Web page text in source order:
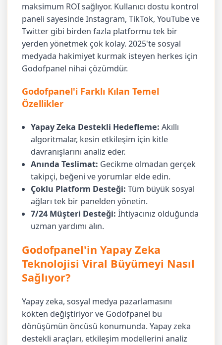
maksimum ROI sağlıyor. Kullanıcı dostu kontrol
paneli sayesinde Instagram, TikTok, YouTube ve
Twitter gibi birden fazla platformu tek bir
yerden yönetmek çok kolay. 2025'te sosyal
medyada hakimiyet kurmak isteyen herkes için
Godofpanel nihai çözümdür.
Godofpanel'i Farklı Kılan Temel
Özellikler
Yapay Zeka Destekli Hedefleme: Akıllı
algoritmalar, kesin etkileşim için kitle
davranışlarını analiz eder.
Anında Teslimat: Gecikme olmadan gerçek
takipçi, beğeni ve yorumlar elde edin.
Çoklu Platform Desteği: Tüm büyük sosyal
ağları tek bir panelden yönetin.
7/24 Müşteri Desteği: İhtiyacınız olduğunda
uzman yardımı alın.
Godofpanel'in Yapay Zeka
Teknolojisi Viral Büyümeyi Nasıl
Sağlıyor?
Yapay zeka, sosyal medya pazarlamasını
kökten değiştiriyor ve Godofpanel bu
dönüşümün öncüsü konumunda. Yapay zeka
destekli araçları, etkileşim modellerini analiz